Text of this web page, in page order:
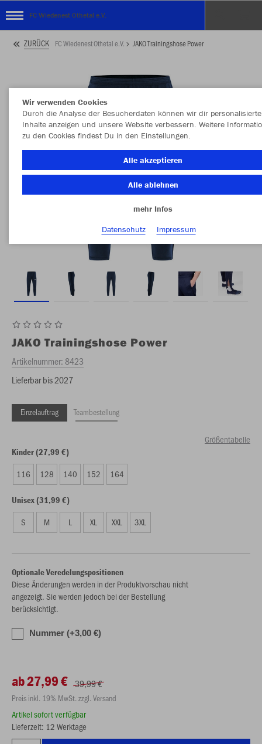
FC Wiedenest Othetal e.V.
ZURÜCK FC Wiedenest Othetal e.V. JAKO Trainingshose Power
JAKO Trainingshose Power
Artikelnummer:8423
Lieferbar bis 2027
Einzelauftrag Teambestellung
Größentabelle
Kinder (27,99 €)
116 128 140 152 164
Unisex (31,99 €)
S M L XL XXL 3XL
Optionale Veredelungspositionen
Diese Änderungen werden in der Produktvorschau nicht
angezeigt. Sie werden jedoch bei der Bestellung
berücksichtigt.
Nummer (+3,00 €)
ab 27,99 € 39,99 €
Preis inkl. 19% MwSt. zzgl. Versand
Artikel sofort verfügbar
Lieferzeit: 12 Werktage
Wir verwenden Cookies
Durch die Analyse der Besucherdaten können wir dir personalisierte
Inhalte anzeigen und unsere Website verbessern. Weitere
zu den Cookies findest Du in den Einstellungen.
Alle akzeptieren
Alle ablehnen
mehr Infos
Datenschutz
Impressum